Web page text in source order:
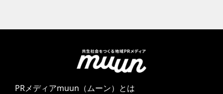
PRメディアmuun（ムーン）とは